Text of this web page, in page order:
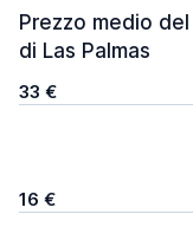
Prezzo medio
di Las Palmas
33 €
16 €